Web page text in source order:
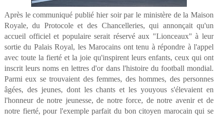
Après le communiqué publié hier soir par le ministère de la Maison
Royale, du Protocole et des Chancelleries, qui annonçait qu'un
accueil officiel et populaire serait réservé aux "Lionceaux" à leur
sortie du Palais Royal, les Marocains ont tenu à répondre à l'appel
avec toute la fierté et la joie qu'inspirent leurs enfants, ceux qui ont
inscrit leurs noms en lettres d'or dans l'histoire du football mondial.
Parmi eux se trouvaient des femmes, des hommes, des personnes
âgées, des jeunes, dont les chants et les youyous s'élevaient en
l'honneur de notre jeunesse, de notre force, de notre avenir et de
notre fierté, pour l'exemple parfait du bon citoyen marocain qui se